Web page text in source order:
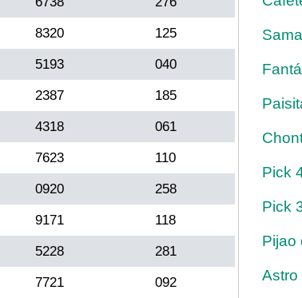
8320 125
5193 040
2387 185
4318 061
7623 110
0920 258
9171 118
5228 281
7721 092
Pick
Pick
Pijao
Astro